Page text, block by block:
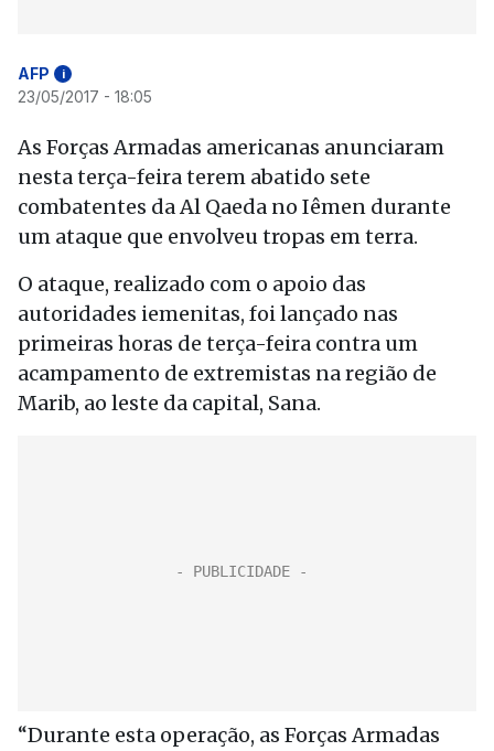
AFP i
23/05/2017 - 18:05
As Forças Armadas americanas anunciaram
nesta terça-feira terem abatido sete
combatentes da Al Qaeda no Iêmen durante
um ataque que envolveu tropas em terra.
O ataque, realizado com o apoio das
autoridades iemenitas, foi lançado nas
primeiras horas de terça-feira contra um
acampamento de extremistas na região de
Marib, ao leste da capital, Sana.
“Durante esta operação, as Forças Armadas